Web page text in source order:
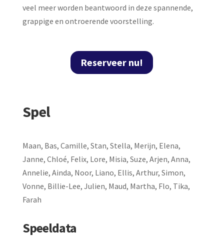
veel meer worden beantwoord in deze spannende,
grappige en ontroerende voorstelling.
Reserveer nu!
Spel
Maan, Bas, Camille, Stan, Stella, Merijn, Elena,
Janne, Chloé, Felix, Lore, Misia, Suze, Arjen, Anna,
Annelie, Ainda, Noor, Liano, Ellis, Arthur, Simon,
Vonne, Billie-Lee, Julien, Maud, Martha, Flo, Tika,
Farah
Speeldata